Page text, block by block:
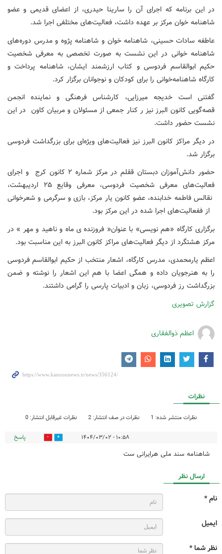
در این برنامه که اجرای آن را سارینا حیدری، از اعضای قدیمی و عضو
شاهنامه خوان مرکز بر عهده داشت، فعالیت‌های مختلفی اجرا شد.
عاطفه سادات حسینی، شاهنامه خوان و شاهنامه پژوه و مدرس دوره‌های
شاهنامه خوانی در این نشست به صورت تخصصی به معرفی شخصیت
حکیم ابوالقاسم فردوسی و کتاب ارزشمند ایشان، شاهنامه پرداخت و
کارگاه شاهنامه‌خوانی را برای کودکان و نوجوانان برگزار کرد.
گفتنی است خدیجه میرزایی، کارشناس فرهنگی و نماینده انجمن
قصه‌گویی کانون البرز نیز ر کنار جمعی از مسئولان و مربیان کاون در این
نشست حضور داشت.
در دیگر مراکز کانون البرز نیز فعالیت‌های ویژه‌ای برای بزرگداشت فردوسی
برگزار شد.
حضور دانش‌آموزان دبستان ققلم در مرکز شماره ۲ کانون کرج و اجرای
فعالیت‌های معرفی شخصیت فردوسی، معرفی وقایع ۲۵ اردیبهشت،
نقالس فاطمه خدابنده، عضو کانون یار مرکز، بازی و سرگرمی و شعرخوانی
از ففعالیت‌های اجرا شده در این مرکز بود.
برگزاری کارگاه «هم نویسی» با عنوان« فروزنده ی ماه و ناهید و مهر » در
مرکز هشتگرد از دیگر فعالیت‌های مراکز کانون البرز به این مناسبت بود.
اعظم یارمحمدی، مدرس کارگاه، اشعار منتخب از حکیم ابوالقاسم فردوسی
را به هنرجویان داده و همگی اعضا با هم این اشعار را نوشته و ضمن
بزرگداشت رز فردوسی، زبان و ادبیات پارسی را گرامی داشتند.
گزارش تصویری
اعظم ذوالفقاری
نظرات
نظرات منتشر شده: 1 نظرات در صف انتشار: 2 نظرات غیرقابل انتشار: 0
۱۰:۵۸ - ۱۴۰۴/۰۳/۰۲ 0 پاسخ
شاهنامه سند ملی هرایرانی ست
ارسال نظر
نام *
ایمیل
نظر شما *